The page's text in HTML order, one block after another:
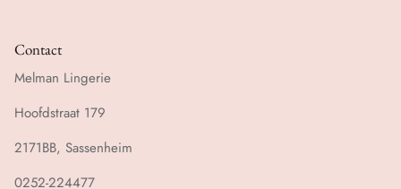
Contact
Melman Lingerie
Hoofdstraat 179
2171BB, Sassenheim
0252-224477